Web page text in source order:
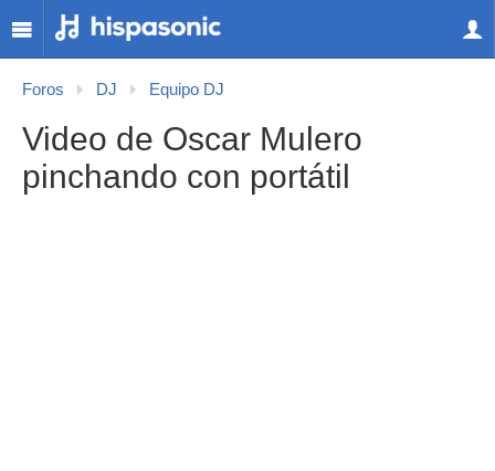
Foros DJ Equipo DJ
Video de Oscar Mulero
pinchando con portátil